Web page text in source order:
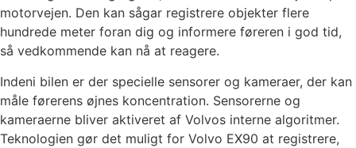
motorvejen. Den kan sågar registrere objekter flere
hundrede meter foran dig og informere føreren i god tid,
så vedkommende kan nå at reagere.
Indeni bilen er der specielle sensorer og kameraer, der kan
måle førerens øjnes koncentration. Sensorerne og
kameraerne bliver aktiveret af Volvos interne algoritmer.
Teknologien gør det muligt for Volvo EX90 at registrere,